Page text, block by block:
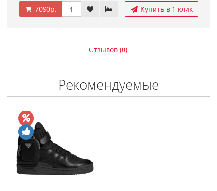
7090р. Купить в 1 клик
Отзывов (0)
Рекомендуемые